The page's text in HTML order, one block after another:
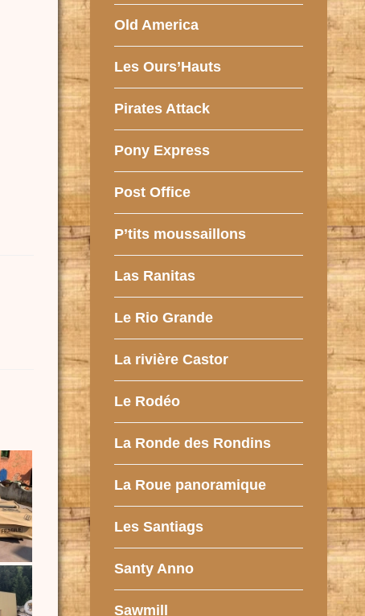
Old America
Les Ours’Hauts
Pirates Attack
Pony Express
Post Office
P’tits moussaillons
Las Ranitas
Le Rio Grande
La rivière Castor
Le Rodéo
La Ronde des Rondins
La Roue panoramique
Les Santiags
Santy Anno
Sawmill